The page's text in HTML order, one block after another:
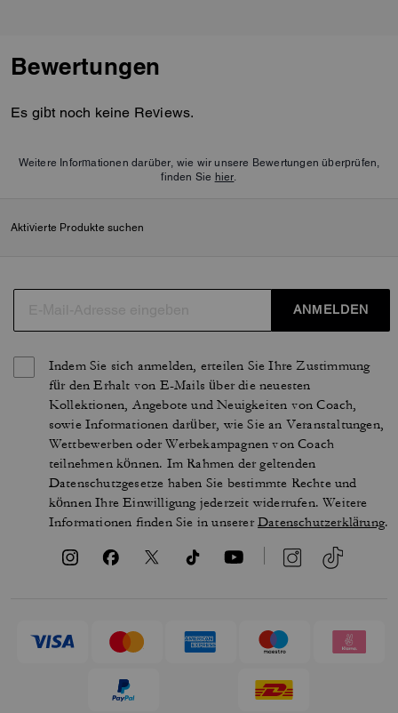
Bewertungen
Es gibt noch keine Reviews.
Weitere Informationen darüber, wie wir unsere Bewertungen überprüfen,
finden Sie hier
Aktivierte Produkte suchen
ANMELDEN
Indem Sie sich anmelden, erteilen Sie Ihre Zustimmung
für den Erhalt von E-Mails über die neuesten
Kollektionen, Angebote und Neuigkeiten von Coach,
sowie Informationen darüber, wie Sie an Veranstaltungen,
Wettbewerben oder Werbekampagnen von Coach
teilnehmen können. Im Rahmen der geltenden
Datenschutzgesetze haben Sie bestimmte Rechte und
können Ihre Einwilligung jederzeit widerrufen. Weitere
Informationen finden Sie in unsererDatenschutzerklärung.